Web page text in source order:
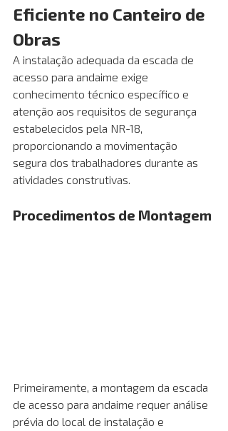
Eficiente no Canteiro de
Obras
A instalação adequada da escada de
acesso para andaime exige
conhecimento técnico específico e
atenção aos requisitos de segurança
estabelecidos pela NR-18,
proporcionando a movimentação
segura dos trabalhadores durante as
atividades construtivas.
Procedimentos de Montagem
Primeiramente, a montagem da escada
de acesso para andaime requer análise
prévia do local de instalação e